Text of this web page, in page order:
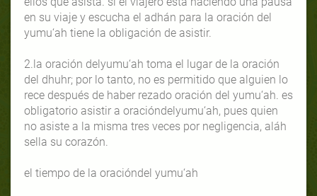
en su viaje y escucha el adhán para la oración del
yumu‘ah tiene la obligación de asistir.
2.la oración delyumu‘ah toma el lugar de la oración
del dhuhr; por lo tanto, no es permitido que alguien lo
rece después de haber rezado oración del yumu‘ah. es
obligatorio asistir a oracióndelyumu‘ah, pues quien
no asiste a la misma tres veces por negligencia, aláh
sella su corazón.
el tiempo de la oracióndel yumu‘ah